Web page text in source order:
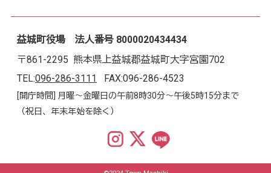
益城町役場 法人番号 8000020434434
〒861-2295 熊本県上益城郡益城町大字宮園702
TEL:096-286-3111 FAX:096-286-4523
[開庁時間] 月曜～金曜日の午前8時30分～午後5時15分まで
（祝日、年末年始を除く）